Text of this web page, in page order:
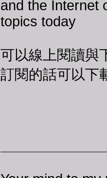
and the Internet
topics today
可以線上閱讀與
訂閱的話可以下